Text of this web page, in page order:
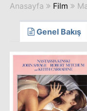
Anasayfa Film
Genel Bakış